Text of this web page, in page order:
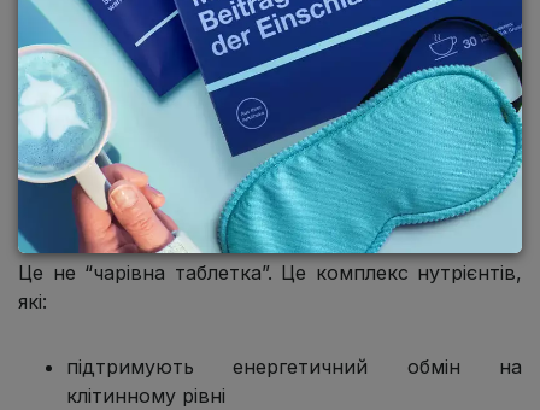
ORTHOMOL VITAL M—
СИСТЕМНА ФОРМУЛА ДЛЯ
ЧОЛОВІКІВ 50+
Це не “чарівна таблетка”. Це комплекс нутрієнтів,
які:
підтримують енергетичний обмін на
клітинному рівні